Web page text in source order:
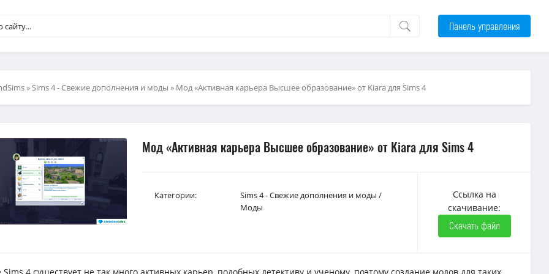
Панель управления
»Sims 4 - Свежие дополнения и моды » Мод «Активная карьера Высшее образование» от Kiara для Sims 4
Мод «Активная карьера Высшее образование» от Kiara для Sims 4
Категории: Sims 4 - Свежие дополнения и моды /
Моды
Ссылка на
скачивание:
Скачать файл